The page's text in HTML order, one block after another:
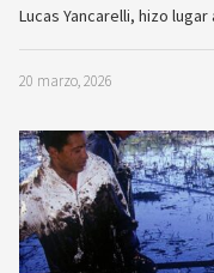
Lucas Yancarelli, hizo
20 marzo, 2026